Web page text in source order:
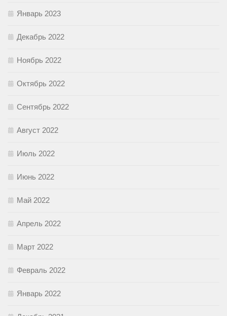
Январь 2023
Декабрь 2022
Ноябрь 2022
Октябрь 2022
Сентябрь 2022
Август 2022
Июль 2022
Июнь 2022
Май 2022
Апрель 2022
Март 2022
Февраль 2022
Январь 2022